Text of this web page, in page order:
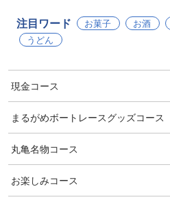
注目ワード お菓子 お酒
うどん
現金コース
まるがめボートレースグッズコース
丸亀名物コース
お楽しみコース